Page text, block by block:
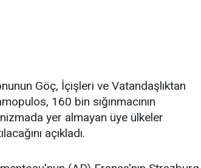
Göç, İçişleri ve Vatandaşlıktan
160 bin sığınmacının
yer almayan üye ülkeler
açıkladı.